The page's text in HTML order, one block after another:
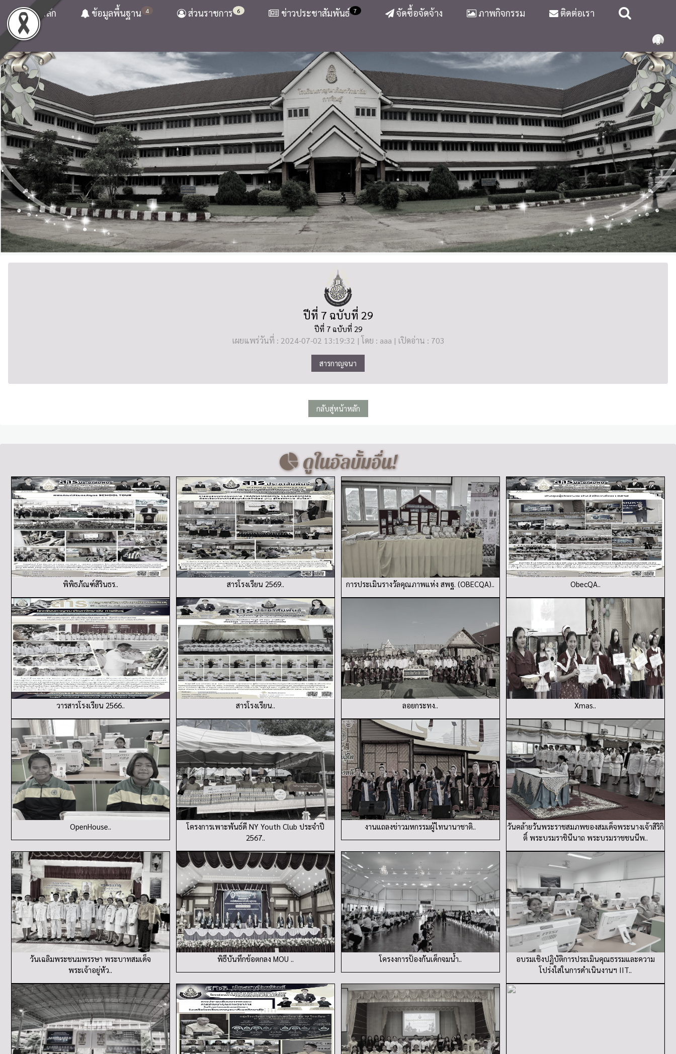
หน้าหลัก 4
ข้อมูลพื้นฐาน 6
ส่วนราชการ 7
ข่าวประชาสัมพันธ์ จัดซื้อจัดจ้าง ภาพกิจกรรม ติดต่อเรา
ปีที่ 7 ฉบับที่ 29
ปีที่ 7 ฉบับที่ 29
เผยแพร่วันที่ : 2024-07-02 13:19:32 | โดย : aaa | เปิดอ่าน : 703
สารกาญจนา
กลับสู่หน้าหลัก
ดูในอัลบั้มอื่น!
พิพิธภัณฑ์สิรินธร.. สารโรงเรียน 2569.. การประเมินรางวัลคุณภาพแห่ง สพฐ. (OBECQA).. ObecQA..
วารสารโรงเรียน 2566.. สารโรงเรียน.. ลอยกระทง.. Xmas..
OpenHouse..
โครงการเพาะพันธ์ดี NY Youth Club ประจำปี
2567..
งานแถลงข่าวมหกรรมผู้ไทนานาชาติ..
วันคล้ายวันพระราชสมภพของสมเด็จพระนางเจ้าสิริกิ
ติ์ พระบรมราชินีนาถ พระบรมราชชนนีพ..
วันเฉลิมพระชนมพรรษา พระบาทสมเด็จ
พระเจ้าอยู่หัว..
พิธีบันทึกข้อตกลง MOU .. โครงงการป้องกันเด็กจมน้ำ..
อบรมเชิงปฏิบัติการประเมินคุณธรรมและความ
โปร่งใสในการดำเนินงานฯ IIT..